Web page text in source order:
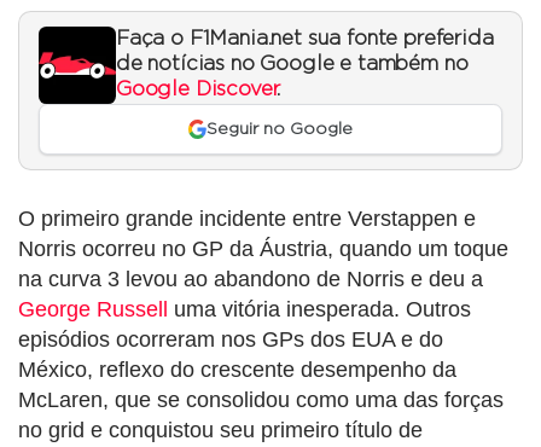
Faça o F1Mania.net sua fonte preferida
de notícias no Google e também no
Google Discover.
Seguir no Google
O primeiro grande incidente entre Verstappen e
Norris ocorreu no GP da Áustria, quando um toque
na curva 3 levou ao abandono de Norris e deu a
George Russell
uma vitória inesperada. Outros
episódios ocorreram nos GPs dos EUA e do
México, reflexo do crescente desempenho da
McLaren, que se consolidou como uma das forças
no grid e conquistou seu primeiro título de